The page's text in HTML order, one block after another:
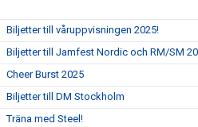
Biljetter till våruppvisningen 2025!
Biljetter till Jamfest Nordic och RM/SM
Cheer Burst 2025
Biljetter till DM Stockholm
Träna med Steel!